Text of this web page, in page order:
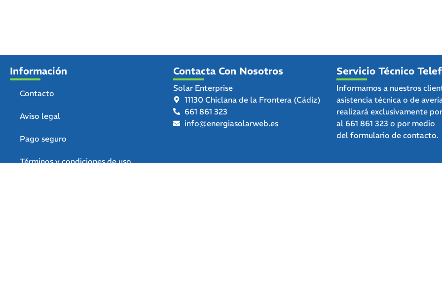
Información
Contacto
Aviso legal
Pago seguro
Términos y condiciones de uso
Contacta Con Nosotros
Solar Enterprise
11130 Chiclana de la Frontera (Cádiz)
661 861 323
info@energiasolarweb.es
Servicio Técnico
Informamos a nuestros
asistencia técnica o de
realizará exclusivamente
al 661 861 323 o por medio
del formulario de contacto.